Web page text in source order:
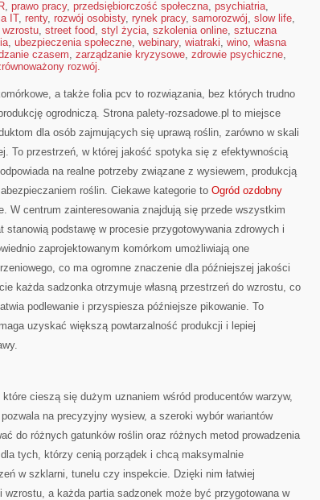
, prawo pracy, przedsiębiorczość społeczna, psychiatria,
IT, renty, rozwój osobisty, rynek pracy, samorozwój, slow life,
, street food, styl życia, szkolenia online, sztuczna
, ubezpieczenia społeczne, webinary, wiatraki, wino, własna
czasem, zarządzanie kryzysowe, zdrowie psychiczne,
rozwój.
a także folia pcv to rozwiązania, bez których trudno
ogrodniczą. Strona palety-rozsadowe.pl to miejsce
dla osób zajmujących się uprawą roślin, zarówno w skali
To przestrzeń, w której jakość spotyka się z efektywnością
na realne potrzeby związane z wysiewem, produkcją
roślin. Ciekawe kategorie to Ogród ozdobny
W centrum zainteresowania znajdują się przede wszystkim
stanowią podstawę w procesie przygotowywania zdrowych i
zaprojektowanym komórkom umożliwiają one
co ma ogromne znaczenie dla późniejszej jakości
każda sadzonka otrzymuje własną przestrzeń do wzrostu, co
podlewanie i przyspiesza późniejsze pikowanie. To
uzyskać większą powtarzalność produkcji i lepiej
cieszą się dużym uznaniem wśród producentów warzyw,
na precyzyjny wysiew, a szeroki wybór wariantów
do różnych gatunków roślin oraz różnych metod prowadzenia
tych, którzy cenią porządek i chcą maksymalnie
w szklarni, tunelu czy inspekcie. Dzięki nim łatwiej
wzrostu, a każda partia sadzonek może być przygotowana w